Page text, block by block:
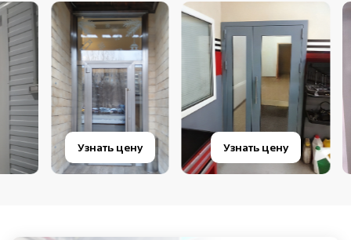
Узнать цену Узнать цену